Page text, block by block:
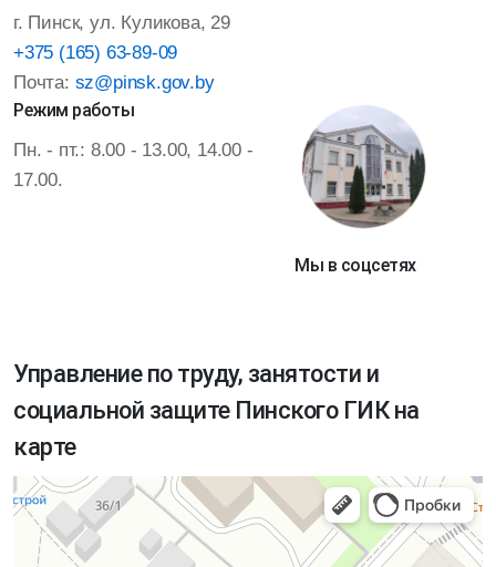
г. Пинск, ул. Куликова, 29
+375 (165) 63-89-09
Почта: sz@pinsk.gov.by
Режим работы
Пн. - пт.: 8.00 - 13.00, 14.00 -
17.00.
Мы в соцсетях
Управление по труду, занятости и
социальной защите Пинского ГИК на
карте
Управление по труду, занятости и социальной защите Пинского
горисполкома
Центр занятости в Пинске
Социальная служба в Пинске